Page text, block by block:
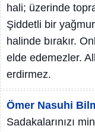
hali; üzerinde
Şiddetli bir
halinde bırakır.
elde edemezler.
erdirmez.
Ömer Nasuhi
Sadakalarınızı